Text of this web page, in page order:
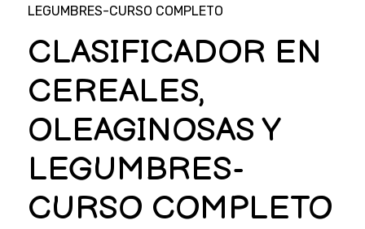
LEGUMBRES-CURSO COMPLETO
CLASIFICADOR EN
CEREALES,
OLEAGINOSAS Y
LEGUMBRES-
CURSO COMPLETO